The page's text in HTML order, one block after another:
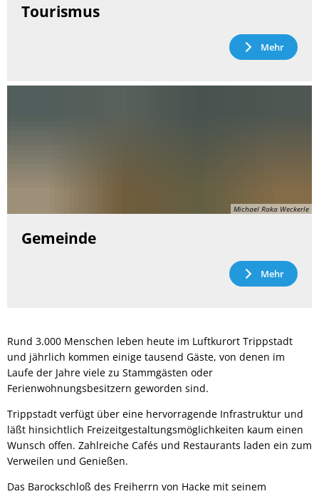
Tourismus
Mehr
Michael Raka Weckerle
Gemeinde
Mehr
Rund 3.000 Menschen leben heute im Luftkurort Trippstadt
und jährlich kommen einige tausend Gäste, von denen im
Laufe der Jahre viele zu Stammgästen oder
Ferienwohnungsbesitzern geworden sind.
Trippstadt verfügt über eine hervorragende Infrastruktur und
läßt hinsichtlich Freizeitgestaltungsmöglichkeiten kaum einen
Wunsch offen. Zahlreiche Cafés und Restaurants laden ein zum
Verweilen und Genießen.
Das Barockschloß des Freiherrn von Hacke mit seinem